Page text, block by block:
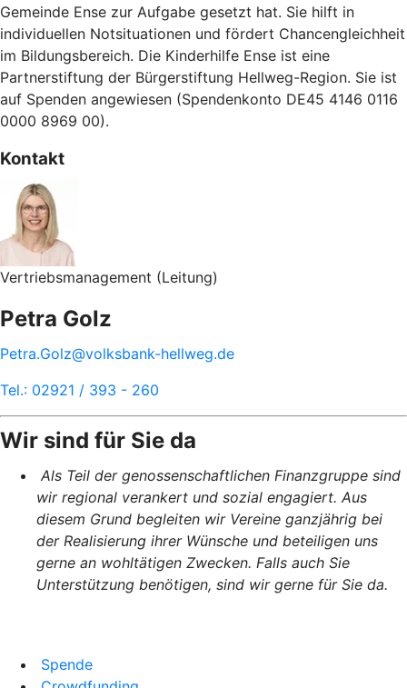
Gemeinde Ense zur Aufgabe gesetzt hat. Sie hilft in
individuellen Notsituationen und fördert Chancengleichheit
im Bildungsbereich. Die Kinderhilfe Ense ist eine
Partnerstiftung der Bürgerstiftung Hellweg-Region. Sie ist
auf Spenden angewiesen (Spendenkonto DE45 4146 0116
0000 8969 00).
Kontakt
Vertriebsmanagement (Leitung)
Petra Golz
Petra.Golz@volksbank-hellweg.de
Tel.: 02921 / 393 - 260
Wir sind für Sie da
Als Teil der genossenschaftlichen Finanzgruppe sind
wir regional verankert und sozial engagiert. Aus
diesem Grund begleiten wir Vereine ganzjährig bei
der Realisierung ihrer Wünsche und beteiligen uns
gerne an wohltätigen Zwecken. Falls auch Sie
Unterstützung benötigen, sind wir gerne für Sie da.
Spende